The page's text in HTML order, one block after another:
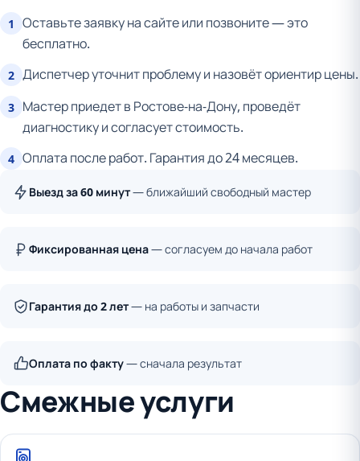
1
Оставьте заявку на сайте или позвоните — это
бесплатно.
2 Диспетчер уточнит проблему и назовёт ориентир цены.
3 Мастер приедет в Ростове-на-Дону, проведёт
диагностику и согласует стоимость.
4 Оплата после работ. Гарантия до 24 месяцев.
Выезд за 60 минут— ближайший свободный мастер
Фиксированная цена— согласуем до начала работ
Гарантия до 2 лет— на работы и запчасти
Оплата по факту— сначала результат
Смежные услуги